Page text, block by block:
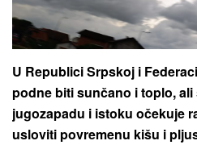
U Republici Srpskoj i
podne biti sunčano i toplo,
jugozapadu i istoku očekuje
usloviti povremenu kišu i